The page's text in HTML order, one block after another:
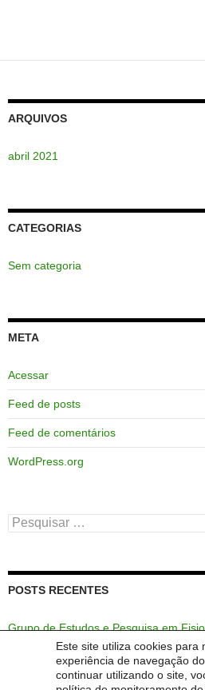
Este site utiliza cookies para
experiência de navegação
continuar utilizando o site,
ARQUIVOS
abril 2021
CATEGORIAS
Sem categoria
META
Acessar
Feed de posts
Feed de comentários
WordPress.org
Pesquisar
por:
POSTS RECENTES
Grupo de Estudos e Pesquisa em
(GEPEFISP)